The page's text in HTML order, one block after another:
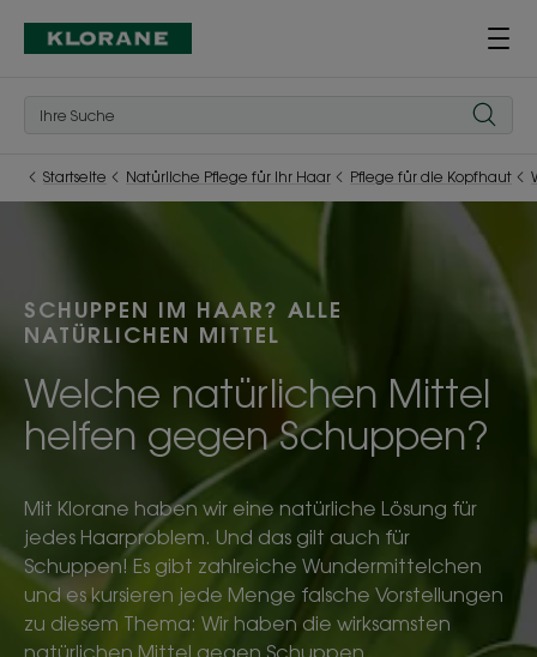
Startseite Natürliche Pflege für Ihr Haar Pflege für die Kopfhaut
SCHUPPEN IM HAAR? ALLE
NATÜRLICHEN MITTEL
Welche natürlichen Mittel
helfen gegen Schuppen?
Mit Klorane haben wir eine natürliche Lösung für
jedes Haarproblem. Und das gilt auch für
Schuppen! Es gibt zahlreiche Wundermittelchen
und es kursieren jede Menge falsche Vorstellungen
zu diesem Thema: Wir haben die wirksamsten
natürlichen Mittel gegen Schuppen